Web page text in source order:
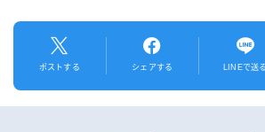
ポストする シェアする LINEで送る